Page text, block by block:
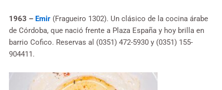
1963 – Emir (Fragueiro 1302). Un clásico de la cocina árabe
de Córdoba, que nació frente a Plaza España y hoy brilla en
barrio Cofico. Reservas al (0351) 472-5930 y (0351) 155-
904411.